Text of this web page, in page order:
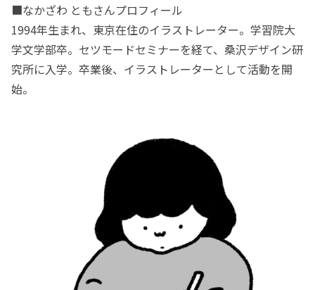
■なかざわ ともさんプロフィール
1994年生まれ、東京在住のイラストレーター。学習院大
学文学部卒。セツモードセミナーを経て、桑沢デザイン研
究所に入学。卒業後、イラストレーターとして活動を開
始。